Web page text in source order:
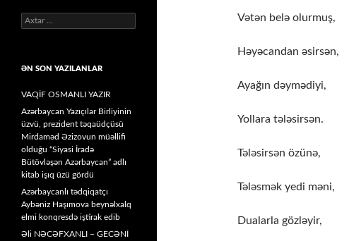
Vətən belə olurmuş,
Həyəcandan əsirsən,
Ayağın dəymədiyi,
Yollara tələsirsən.
Tələsirsən özünə,
Tələsmək yedi məni,
Dualarla gözləyir,
Axtarış:
ƏN SON YAZILANLAR
VAQİF OSMANLI YAZIR
Azərbaycan Yazıçılar Birliyinin
üzvü, prezident təqaüdçüsü
Mirdaməd Əzizovun müəllifi
olduğu “Siyasi İradə
Bütövləşən Azərbaycan” adlı
kitab işıq üzü gördü
Azərbaycanlı tədqiqatçı
Aybəniz Haşımova beynəlxalq
elmi konqresdə iştirak edib
Əli NƏCƏFXANLI – GECƏNİ